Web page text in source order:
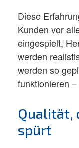
Diese
Kunden vor
eingespielt,
werden
werden so
funktionieren
Qualität,
spürt